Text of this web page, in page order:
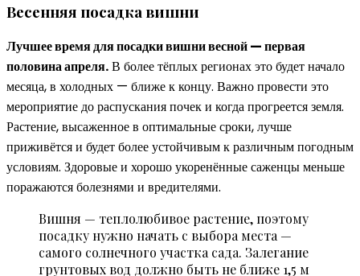
Весенняя посадка вишни
Лучшее время для посадки вишни весной — первая
половина апреля.В более тёплых регионах это будет начало
месяца, в холодных — ближе к концу. Важно провести это
мероприятие до распускания почек и когда прогреется земля.
Растение, высаженное в оптимальные сроки, лучше
приживётся и будет более устойчивым к различным погодным
условиям. Здоровые и хорошо укоренённые саженцы меньше
поражаются болезнями и вредителями.
Вишня — теплолюбивое растение, поэтому
посадку нужно начать с выбора места —
самого солнечного участка сада. Залегание
грунтовых вод должно быть не ближе 1,5 м